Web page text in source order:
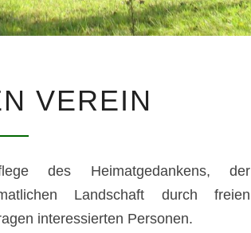
DENVEREIN
des Heimatgedankens, der
Landschaft durch freien
interessierten Personen.